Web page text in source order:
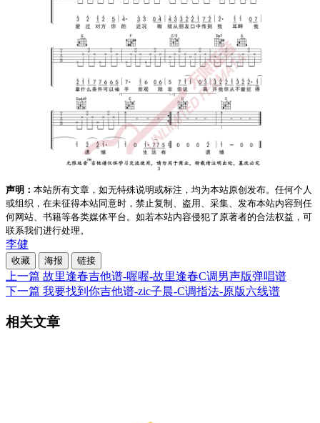
声明： 本站所有文章，如无特殊说明或标注，均为本站原创发布。任何个人
或组织，在未征得本站同意时，禁止复制、盗用、采集、发布本站内容到任
何网站、书籍等各类媒体平台。如若本站内容侵犯了原著者的合法权益，可
联系我们进行处理。
李健
收藏 海报 链接
上一篇 故里逢春吉他谱-喔喔-故里逢春C调男声版弹唱谱
下一篇 我要找到你吉他谱-zic子晨-C调指法-原版六线谱
相关文章